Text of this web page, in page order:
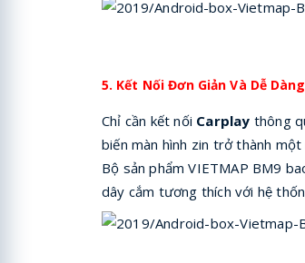
5. Kết Nối Đơn Giản Và Dễ Dàng
Chỉ cần kết nối Carplay thông
biến màn hình zin trở thành
Bộ sản phẩm VIETMAP BM9
dây cắm tương thích với hệ